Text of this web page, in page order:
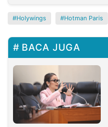
Holywings Hotman Paris
BACA JUGA